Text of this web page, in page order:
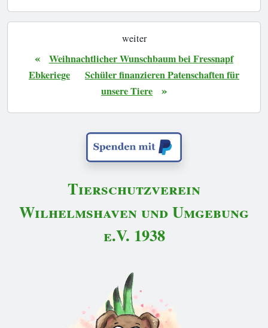
weiter
«
Weihnachtlicher Wunschbaum bei Fressnapf
Ebkeriege
Schüler finanzieren Patenschaften für
unsere Tiere
»
Tierschutzverein
Wilhelmshaven und Umgebung
e.V. 1938